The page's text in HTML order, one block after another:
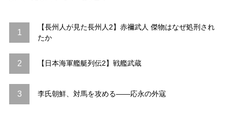
1
【長州人が見た長州人2】赤禰武人 傑物はなぜ処刑され
たか
2 【日本海軍艦艇列伝2】戦艦武蔵
3 李氏朝鮮、対馬を攻める――応永の外寇